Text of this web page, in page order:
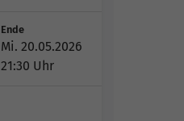
Ende
Mi. 20.05.2026
21:30 Uhr